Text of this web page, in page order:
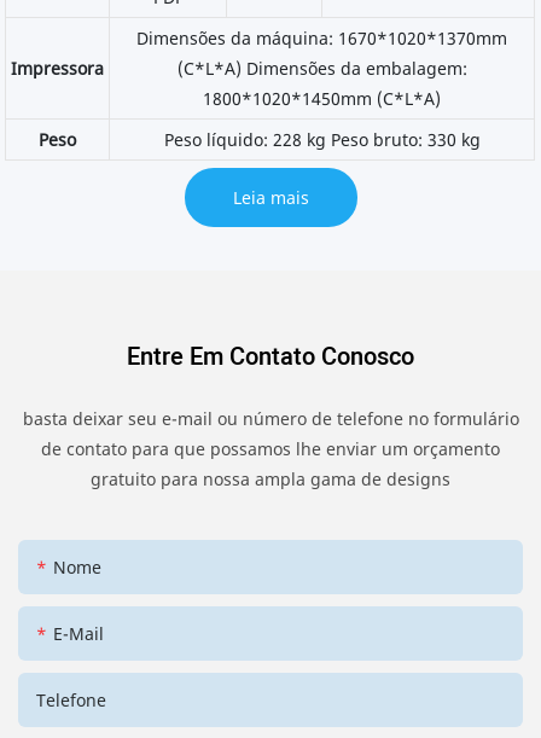
Impressora
Dimensões da máquina: 1670*1020*1370mm
(C*L*A) Dimensões da embalagem:
1800*1020*1450mm (C*L*A)
Peso
Peso líquido: 228 kg Peso bruto: 330 kg
Leia mais
Entre Em Contato Conosco
basta deixar seu e-mail ou número de telefone no formulário
de contato para que possamos lhe enviar um orçamento
gratuito para nossa ampla gama de designs
Nome
E-Mail
Telefone